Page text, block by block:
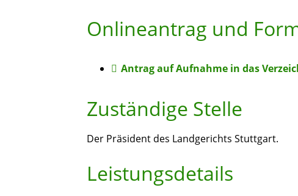
Onlineantrag und
Antrag auf Aufnahme in das
Zuständige Stelle
Der Präsident des Landgerichts Stuttgart.
Leistungsdetails